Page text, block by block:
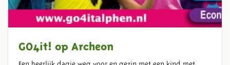
GO4it! op Archeon